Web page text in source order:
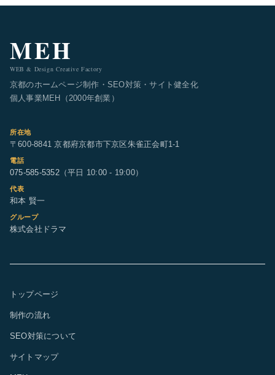
MEH
WEB & Design Creative Factory
京都のホームページ制作・SEO対策・サイト健全化
個人事業MEH（2000年創業）
所在地
〒600-8841 京都府京都市下京区朱雀正会町1-1
電話
075-585-5352（平日 10:00 - 19:00）
代表
和本 賢一
グループ
株式会社ドラマ
トップページ
制作の流れ
SEO対策について
サイトマップ